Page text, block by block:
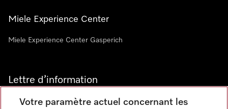
Miele Experience Center
Miele Experience Center Gasperich
Lettre d’information
Votre paramètre actuel concernant les